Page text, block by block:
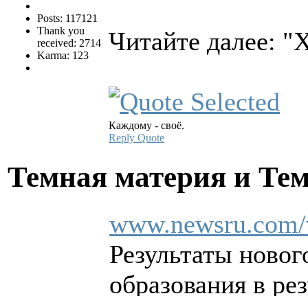
Posts: 117121
Thank you
received: 2714
Karma: 123
Читайте далее:
Каждому - своё.
Reply Quote
Темная материя и
Результаты
образования в